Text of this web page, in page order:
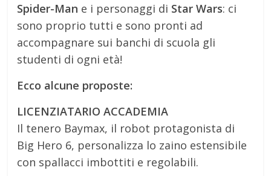
Spider-Man e i personaggi di Star Wars: ci
sono proprio tutti e sono pronti ad
accompagnare sui banchi di scuola gli
studenti di ogni età!
Ecco alcune proposte:
LICENZIATARIO ACCADEMIA
Il tenero Baymax, il robot protagonista di
Big Hero 6, personalizza lo zaino estensibile
con spallacci imbottiti e regolabili.